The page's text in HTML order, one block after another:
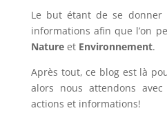
Le but étant de se donner
informations afin que l’on
Natureet Environnement.
Après tout, ce blog est là
alors nous attendons
actions et informations!